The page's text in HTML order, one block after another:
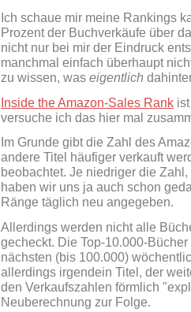
Ich schaue mir meine Rankings
Prozent der Buchverkäufe über
nicht nur bei mir der Eindruck
manchmal einfach überhaupt
zu wissen, was eigentlich
Inside the Amazon-Sales Rank
versuche ich das hier mal
Im Grunde gibt die Zahl des
andere Titel häufiger verkauft
beobachtet. Je niedriger die
haben wir uns ja auch schon
Ränge täglich neu angegeben.
Allerdings werden nicht alle
gecheckt. Die Top-10.000-
nächsten (bis 100.000)
allerdings irgendein Titel, der
den Verkaufszahlen förmlich
Neuberechnung zur Folge.